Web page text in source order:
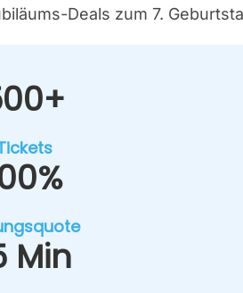
Deals zum 7.
Min